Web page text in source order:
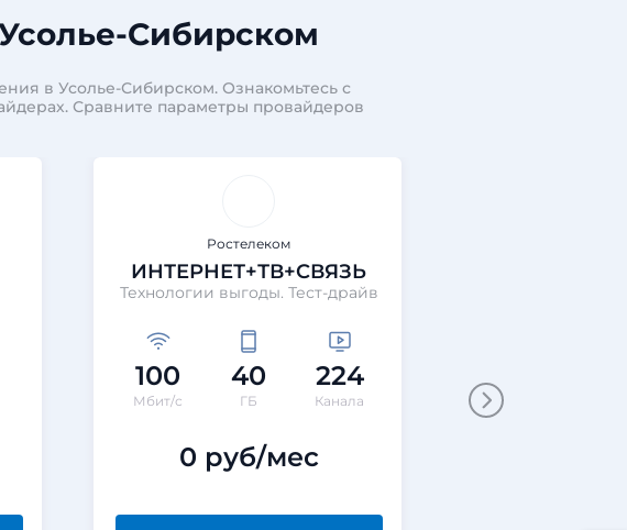
Сибирском
в Усолье-Сибирском. Ознакомьтесь с
Сравните параметры провайдеров
Ростелеком
ИНТЕРНЕТ+ТВ+СВЯЗЬ
Технологии выгоды. Тест-драйв
100
Мбит/с
40
ГБ
224
Канала
0 руб/мес